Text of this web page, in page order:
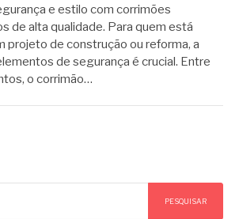
e estilo com corrimões
de alta qualidade. Para quem está
projeto de construção ou reforma, a
de segurança é crucial. Entre
o corrimão…
PESQUISAR